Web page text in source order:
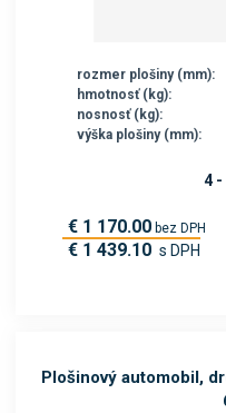
rozmer plošiny (mm):
hmotnosť (kg):
nosnosť (kg):
výška plošiny (mm):
4 -
€ 1 170.00 bez DPH
€ 1 439.10 s DPH
Plošinový automobil,